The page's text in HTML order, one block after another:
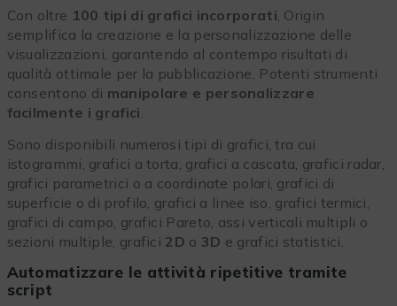
Con oltre 100 tipi di grafici incorporati , Origin
semplifica la creazione e la personalizzazione delle
visualizzazioni, garantendo al contempo risultati di
qualità ottimale per la pubblicazione. Potenti strumenti
consentono di manipolare e personalizzare
facilmente i grafici
Sono disponibili numerosi tipi di grafici, tra cui
istogrammi, grafici a torta, grafici a cascata, grafici radar,
grafici parametrici o a coordinate polari, grafici di
superficie o di profilo, grafici a linee iso, grafici termici,
grafici di campo, grafici Pareto, assi verticali multipli o
sezioni multiple, grafici 2D o 3D e grafici statistici.
Automatizzare le attività ripetitive tramite
script